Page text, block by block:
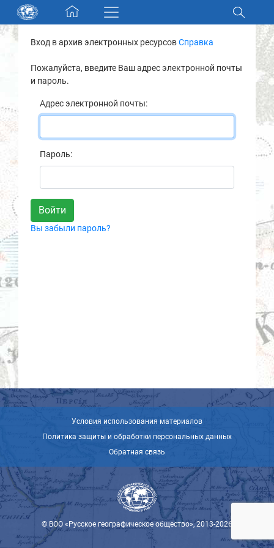
Skip navigation
Разделы и коллекции
Электронный каталог
Новости
О нас
Контакты
Партнеры
Вход в архив электронных ресурсовСправка
Пожалуйста, введите Ваш адрес электронной почты
и пароль.
Адрес электронной почты:
Пароль:
Вы забыли пароль?
Условия использования материалов
Политика защиты и обработки персональных данных
Обратная связь
© ВОО «Русское географическое общество», 2013-2026